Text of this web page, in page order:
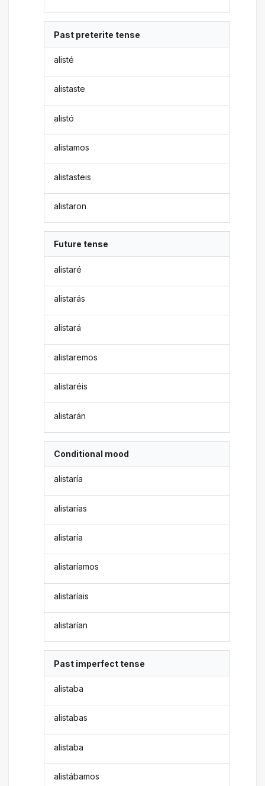
Past preterite tense
alisté
alistaste
alistó
alistamos
alistasteis
alistaron
Future tense
alistaré
alistarás
alistará
alistaremos
alistaréis
alistarán
Conditional mood
alistaría
alistarías
alistaría
alistaríamos
alistaríais
alistarían
Past imperfect tense
alistaba
alistabas
alistaba
alistábamos